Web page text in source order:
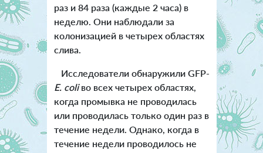
раз и 84 раза (каждые 2 часа) в
неделю. Они наблюдали за
колонизацией в четырех областях
слива.
Исследователи обнаружили GFP-
E. coliво всех четырех областях,
когда промывка не проводилась
или проводилась только один раз в
течение недели. Однако, когда в
течение недели проводилось не